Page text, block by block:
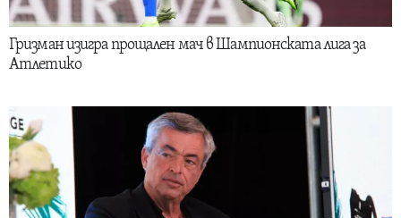
Гризман изигра прощален мач в Шампионската лига за
Атлетико